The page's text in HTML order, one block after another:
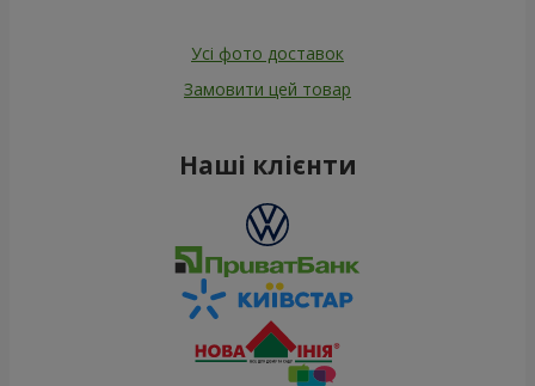
Усі фото доставок
Замовити цей товар
Наші клієнти